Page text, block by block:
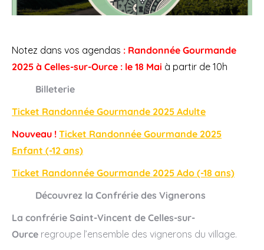
Notez dans vos agendas : Randonnée Gourmande
2025 à Celles-sur-Ource : le 18 Mai à partir de 10h
Billeterie
Ticket Randonnée Gourmande 2025 Adulte
Nouveau ! Ticket Randonnée Gourmande 2025
Enfant (-12 ans)
Ticket Randonnée Gourmande 2025 Ado (-18 ans)
Découvrez la Confrérie des Vignerons
La confrérie Saint-Vincent de Celles-sur-
Ource regroupe l’ensemble des vignerons du village.